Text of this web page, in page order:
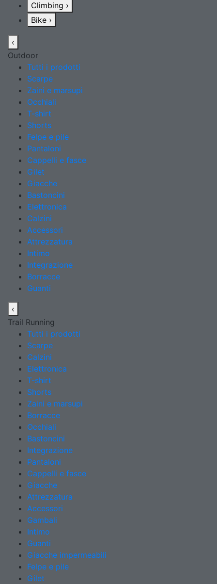
Climbing ›
Bike ›
‹
Outdoor
Tutti i prodotti
Scarpe
Zaini e marsupi
Occhiali
T-shirt
Shorts
Felpe e pile
Pantaloni
Cappelli e fasce
Gilet
Giacche
Bastoncini
Elettronica
Calzini
Accessori
Attrezzatura
Intimo
Integrazione
Borracce
Guanti
‹
Trail Running
Tutti i prodotti
Scarpe
Calzini
Elettronica
T-shirt
Shorts
Zaini e marsupi
Borracce
Occhiali
Bastoncini
Integrazione
Pantaloni
Cappelli e fasce
Giacche
Attrezzatura
Accessori
Gambali
Intimo
Guanti
Giacche impermeabili
Felpe e pile
Gilet